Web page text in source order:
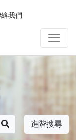
絡我們
進階搜尋